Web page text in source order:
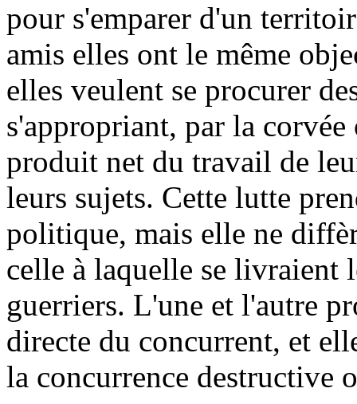
pour s'emparer d'un
amis elles ont le même
elles veulent se procurer
s'appropriant, par la
produit net du travail de
leurs sujets. Cette lutte
politique, mais elle ne
celle à laquelle se livraient
guerriers. L'une et l'autre
directe du concurrent, et
la concurrence destructive